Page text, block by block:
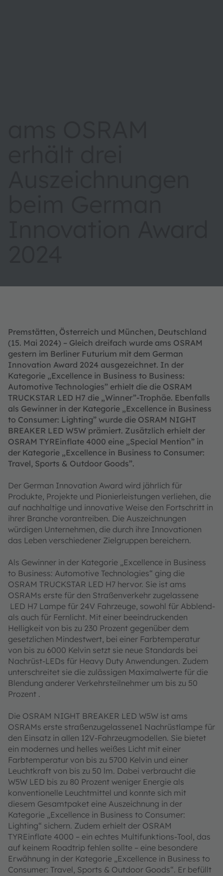
Premstätten, Österreich und München, Deutschland
(15. Mai 2024) – Gleich dreifach wurde ams OSRAM
gestern im Berliner Futurium mit dem German
Innovation Award 2024 ausgezeichnet. In der
Kategorie „Excellence in Business to Business:
Automotive Technologies” erhielt die die OSRAM
TRUCKSTAR LED H7 die „Winner”-Trophäe. Ebenfalls
als Gewinner in der Kategorie „Excellence in Business
to Consumer: Lighting” wurde die OSRAM NIGHT
BREAKER LED W5W prämiert. Zusätzlich erhielt der
OSRAM TYREinflate 4000 eine „Special Mention” in
der Kategorie „Excellence in Business to Consumer:
Travel, Sports & Outdoor Goods”.
Der German Innovation Award wird jährlich für
Produkte, Projekte und Pionierleistungen verliehen, die
auf nachhaltige und innovative Weise den Fortschritt in
ihrer Branche vorantreiben. Die Auszeichnungen
würdigen Unternehmen, die durch ihre Innovationen
das Leben verschiedener Zielgruppen bereichern.
Als Gewinner in der Kategorie „Excellence in Business
to Business: Automotive Technologies“ ging die
OSRAM TRUCKSTAR LED H7 hervor. Sie ist ams
OSRAMs erste für den Straßenverkehr zugelassene
LED H7 Lampe für 24V Fahrzeuge, sowohl für Abblend-
als auch für Fernlicht. Mit einer beeindruckenden
Helligkeit von bis zu 230 Prozent gegenüber dem
gesetzlichen Mindestwert, bei einer Farbtemperatur
von bis zu 6000 Kelvin setzt sie neue Standards bei
Nachrüst-LEDs für Heavy Duty Anwendungen. Zudem
unterschreitet sie die zulässigen Maximalwerte für die
Blendung anderer Verkehrsteilnehmer um bis zu 50
Prozent .
Die OSRAM NIGHT BREAKER LED W5W ist ams
OSRAMs erste straßenzugelassene1 Nachrüstlampe für
den Einsatz in allen 12V-Fahrzeugmodellen. Sie bietet
ein modernes und helles weißes Licht mit einer
Farbtemperatur von bis zu 5700 Kelvin und einer
Leuchtkraft von bis zu 50 lm. Dabei verbraucht die
W5W LED bis zu 80 Prozent weniger Energie als
konventionelle Leuchtmittel und konnte sich mit
diesem Gesamtpaket eine Auszeichnung in der
Kategorie „Excellence in Business to Consumer:
Lighting“ sichern. Zudem erhielt der OSRAM
TYREinflate 4000 – ein echtes Multifunktions-Tool, das
auf keinem Roadtrip fehlen sollte – eine besondere
Erwähnung in der Kategorie „Excellence in Business to
Consumer: Travel, Sports & Outdoor Goods“. Er befüllt